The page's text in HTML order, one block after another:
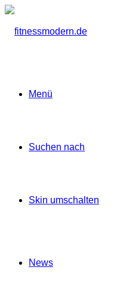
Menü
Suchen nach
Skin umschalten
News